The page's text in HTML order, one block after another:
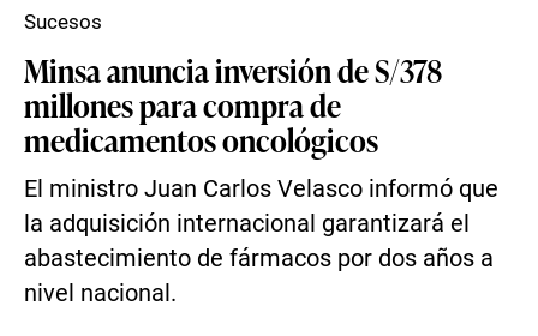
Minsa anuncia inversión de S/378
millones para compra de
medicamentos oncológicos
El ministro Juan Carlos Velasco informó que
la adquisición internacional garantizará el
abastecimiento de fármacos por dos años a
nivel nacional.
Sucesos